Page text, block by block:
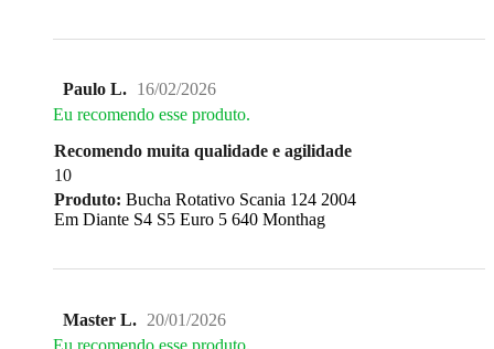
Paulo L. 16/02/2026
Eu recomendo esse produto.
Recomendo muita qualidade e agilidade
10
Produto: Bucha Rotativo Scania 124 2004
Em Diante S4 S5 Euro 5 640 Monthag
Master L. 20/01/2026
Eu recomendo esse produto.